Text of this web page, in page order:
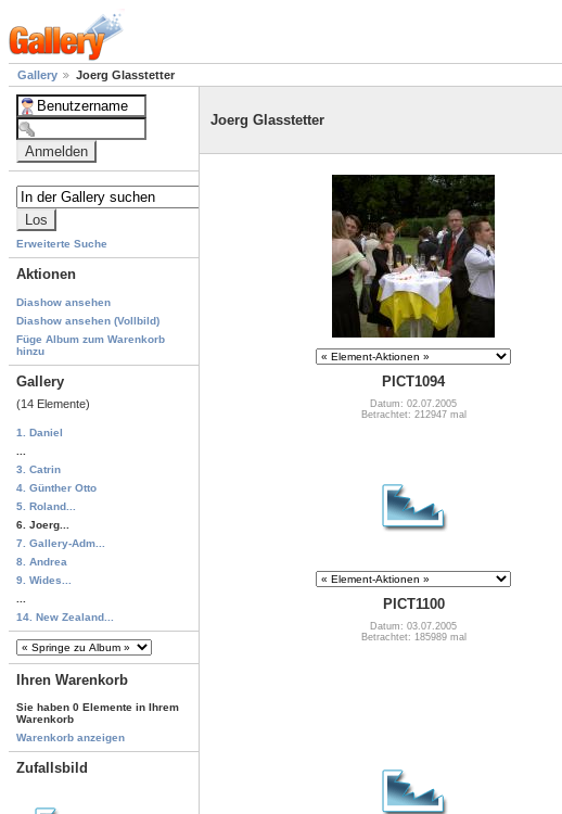
Gallery Joerg Glasstetter
Erweiterte Suche
Aktionen
Diashow ansehen
Diashow ansehen (Vollbild)
Füge Album zum Warenkorb
hinzu
Gallery
(14 Elemente)
1. Daniel
3. Catrin
4. Günther Otto
5. Roland...
6. Joerg...
7. Gallery-Adm...
8. Andrea
9. Wides...
14. New Zealand...
Ihren Warenkorb
Sie haben 0 Elemente in Ihrem
Warenkorb
Warenkorb anzeigen
Zufallsbild
Joerg Glasstetter
PICT1094
Datum: 02.07.2005
Betrachtet: 212947 mal
PICT1100
Datum: 03.07.2005
Betrachtet: 185989 mal